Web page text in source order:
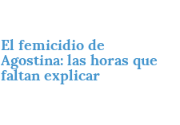
El femicidio de
Agostina: las horas que
faltan explicar